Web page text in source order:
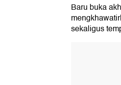
Baru buka
sekaligus